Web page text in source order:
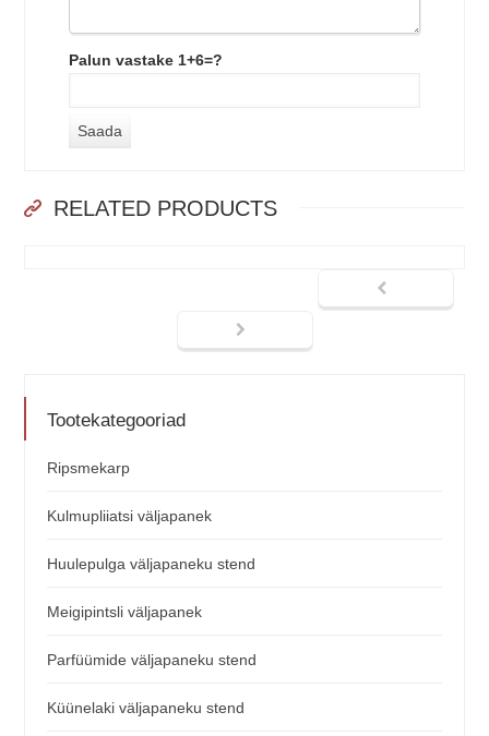
Palun vastake 1+6=?
RELATED PRODUCTS
Tootekategooriad
Ripsmekarp
Kulmupliiatsi väljapanek
Huulepulga väljapaneku stend
Meigipintsli väljapanek
Parfüümide väljapaneku stend
Küünelaki väljapaneku stend